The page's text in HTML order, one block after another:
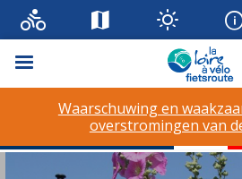
Menu
Waarschuwing en
overstromingen van